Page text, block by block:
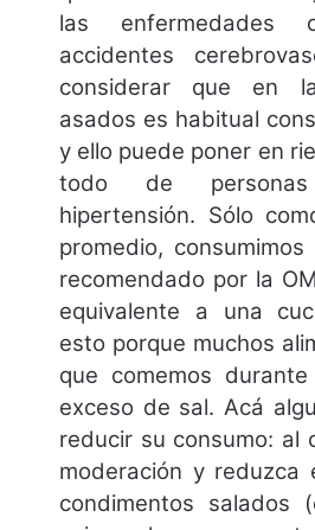
las enfermedades
accidentes
considerar que en
asados es habitual
y ello puede poner en
todo de
hipertensión. Sólo
promedio,
recomendado por la
equivalente a una
esto porque muchos
que comemos
exceso de sal. Acá
reducir su consumo: al
moderación y
condimentos salados